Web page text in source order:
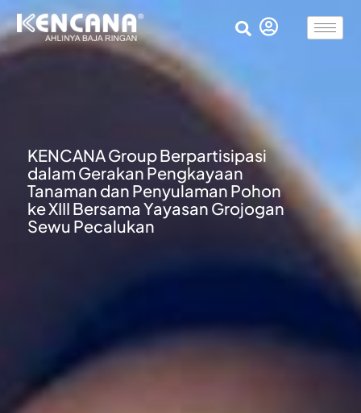
KENCANA Group Berpartisipasi
dalam Gerakan Pengkayaan
Tanaman dan Penyulaman Pohon
ke XIII Bersama Yayasan Grojogan
Sewu Pecalukan